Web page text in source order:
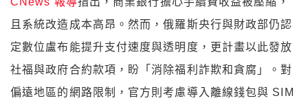
且系統改造成本高昂。然而，俄羅斯央行與財政部仍認
定數位盧布能提升支付速度與透明度，更計畫以此發放
社福與政府合約款項，盼「消除福利詐欺和貪腐」。對
偏遠地區的網路限制，官方則考慮導入離線錢包與 SIM